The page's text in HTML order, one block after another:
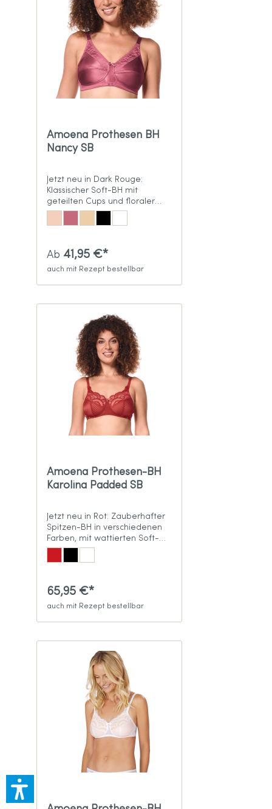
Amoena Prothesen BH
Nancy SB
Jetzt neu in Dark Rouge:
Klassischer Soft-BH mit
geteilten Cups und floraler
Spitze
Ab 41,95 €*
auch mit Rezept bestellbar
Amoena Prothesen-BH
Karolina Padded SB
Jetzt neu in Rot: Zauberhafter
Spitzen-BH in verschiedenen
Farben, mit wattierten Soft-
Cups
65,95 €*
auch mit Rezept bestellbar